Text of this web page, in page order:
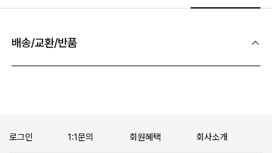
배송/교환/반품
로그인 1:1문의 회원혜택 회사소개